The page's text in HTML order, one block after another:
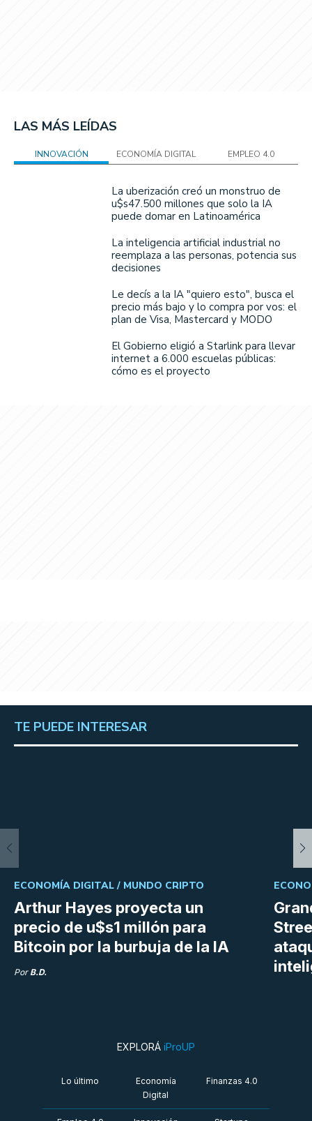
LAS MÁS LEÍDAS
INNOVACIÓN ECONOMÍA DIGITAL EMPLEO 4.0
La uberización creó un monstruo de
u$s47.500 millones que solo la IA
puede domar en Latinoamérica
La inteligencia artificial industrial no
reemplaza a las personas, potencia sus
decisiones
Le decís a la IA "quiero esto", busca el
precio más bajo y lo compra por vos: el
plan de Visa, Mastercard y MODO
El Gobierno eligió a Starlink para llevar
internet a 6.000 escuelas públicas:
cómo es el proyecto
TE PUEDE INTERESAR
Arthur Hayes proyecta un
precio de u$s1 millón para
Bitcoin por la burbuja de la IA
ECONOMÍA DIGITAL / MUNDO CRIPTO
Por B.D.
EXPLORÁ iProUP
Lo último
Economía
Digital
Finanzas 4.0